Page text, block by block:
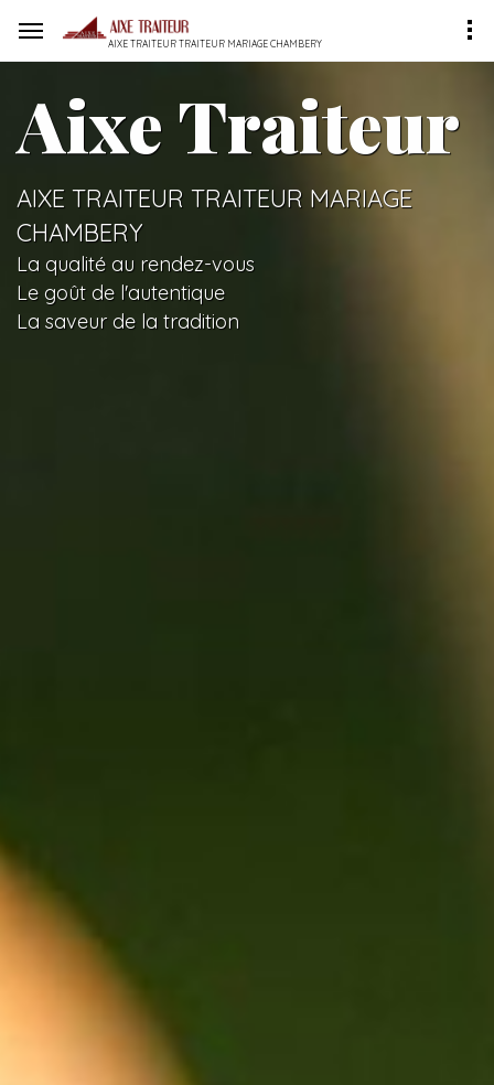
AIXE TRAITEUR TRAITEUR MARIAGE CHAMBERY
Aixe Traiteur
AIXE TRAITEUR TRAITEUR MARIAGE
CHAMBERY
La qualité au rendez-vous
Le goût de l'autentique
La saveur de la tradition